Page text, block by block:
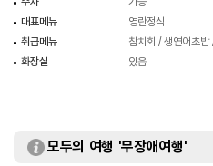
대표메뉴
영란정식
취급메뉴
참치회 / 생연어초
화장실
있음
모두의 여행 '무장애여행'